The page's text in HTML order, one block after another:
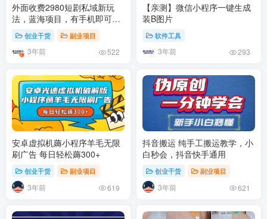
外面收费2980短剧私域新玩
法，蓝海项目，有手机即可操
作，一单 9.9~99，日入 800
很轻松
创业干货 副业项目
3年前 522
【亲测】微信小程序一键生成
装B图片
软件工具
3年前 293
安卓虚拟机薅小程序羊毛无限
刷广告 每日轻松薅300+
创业干货 副业项目
3年前 619
抖音搬运 纯手工搬运教学，小
白秒会，抖音快手通用
创业干货 副业项目
3年前 621